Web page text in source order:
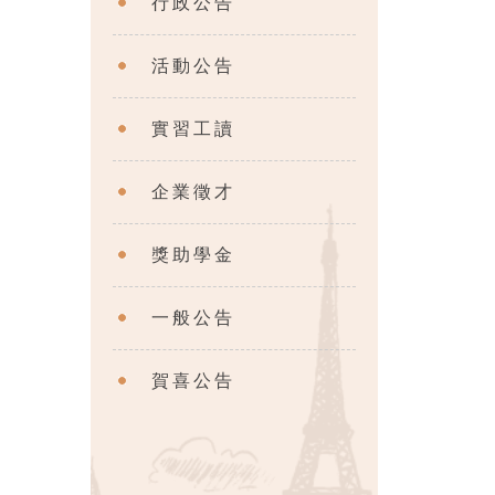
活動公告
實習工讀
企業徵才
獎助學金
一般公告
賀喜公告